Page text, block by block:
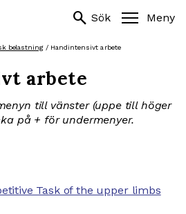
search Sök Meny
search
belastning/ Handintensivt arbete
arbete
till vänster (uppe till höger
på + för undermenyer.
Task of the upper limbs